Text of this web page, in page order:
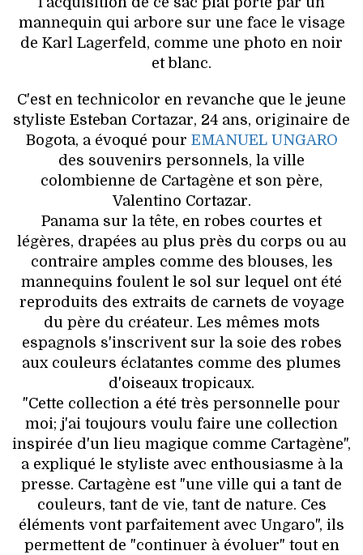
mannequin qui arbore sur une face le visage
de Karl Lagerfeld, comme une photo en noir
et blanc.
C'est en technicolor en revanche que le jeune
styliste Esteban Cortazar, 24 ans, originaire de
Bogota, a évoqué pour EMANUEL UNGARO
des souvenirs personnels, la ville
colombienne de Cartagène et son père,
Valentino Cortazar.
Panama sur la tête, en robes courtes et
légères, drapées au plus près du corps ou au
contraire amples comme des blouses, les
mannequins foulent le sol sur lequel ont été
reproduits des extraits de carnets de voyage
du père du créateur. Les mêmes mots
espagnols s'inscrivent sur la soie des robes
aux couleurs éclatantes comme des plumes
d'oiseaux tropicaux.
"Cette collection a été très personnelle pour
moi; j'ai toujours voulu faire une collection
inspirée d'un lieu magique comme Cartagène",
a expliqué le styliste avec enthousiasme à la
presse. Cartagène est "une ville qui a tant de
couleurs, tant de vie, tant de nature. Ces
éléments vont parfaitement avec Ungaro", ils
permettent de "continuer à évoluer" tout en